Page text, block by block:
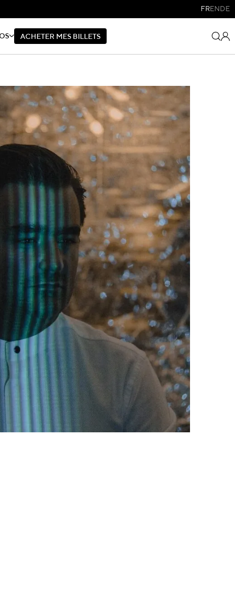
FREN DE
AC H ET ER M ES B LLET S
ACHETER MES BILLETS